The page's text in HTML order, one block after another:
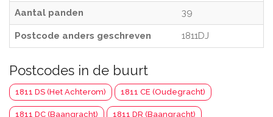
Aantal panden 39
Postcode anders geschreven 1811DJ
Postcodes in de buurt
1811 DS (Het Achterom) 1811 CE (Oudegracht)
1811 DC (Baangracht) 1811 DR (Baangracht)